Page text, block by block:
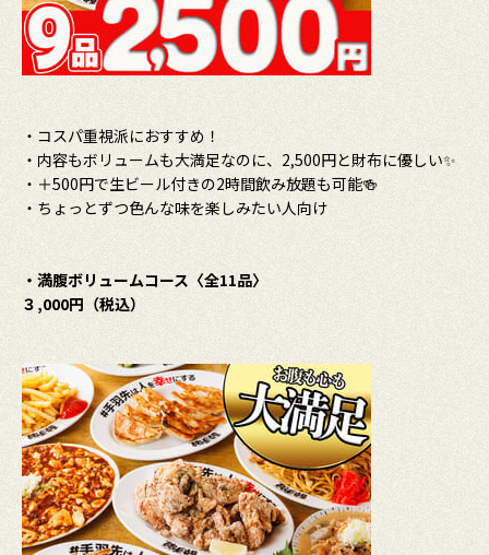
・コスパ重視派におすすめ！
・内容もボリュームも大満足なのに、2,500円と財布に優しい✨
・＋500円で生ビール付きの2時間飲み放題も可能🍻
・ちょっとずつ色んな味を楽しみたい人向け
・満腹ボリュームコース〈全11品〉
３,000円（税込）